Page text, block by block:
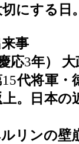
にする日。
事
応3年）
大
15代将軍・
。日本の
リンの壁